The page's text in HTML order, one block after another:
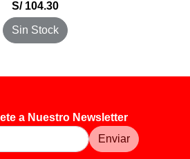
S/ 104.30
Sin Stock
a Nuestro Newsletter
Enviar